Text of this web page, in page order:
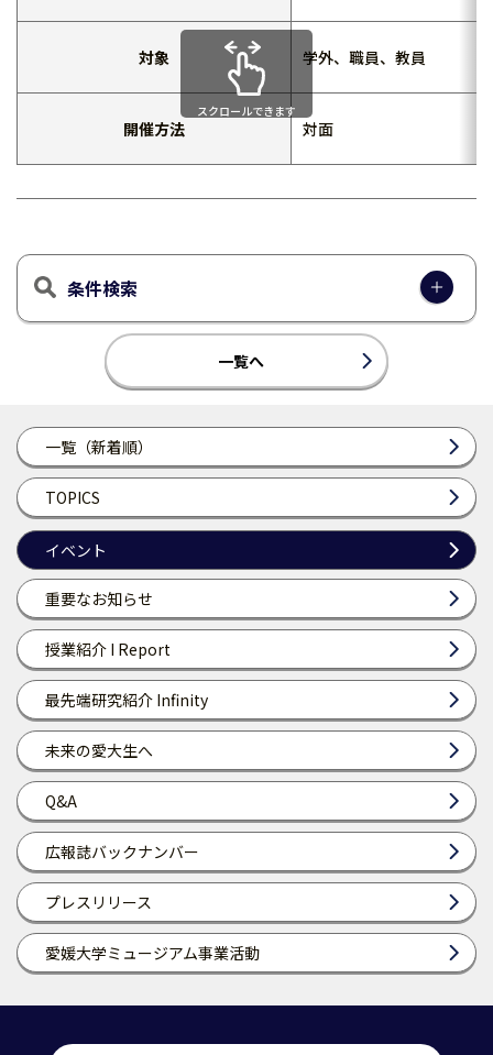
一覧（新着順）
TOPICS
イベント
重要なお知らせ
授業紹介 I Report
最先端研究紹介 Infinity
未来の愛大生へ
Q&A
広報誌バックナンバー
プレスリリース
愛媛大学ミュージアム事業活動
対象 学外、職員、教員
開催方法 対面
スクロールできます
一覧へ
条件検索